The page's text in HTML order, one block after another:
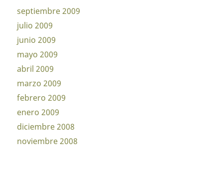
septiembre 2009
julio 2009
junio 2009
mayo 2009
abril 2009
marzo 2009
febrero 2009
enero 2009
diciembre 2008
noviembre 2008